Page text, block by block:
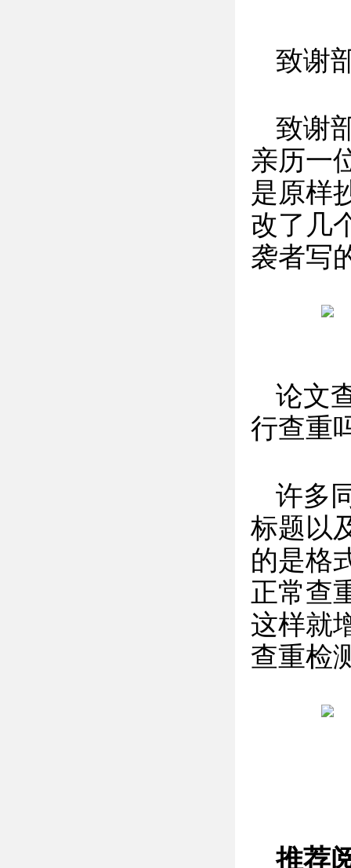
致谢
致谢
亲历一
是原样
改了几
袭者写
论文
行查重
许多
标题以
的是格
正常查
这样就
查重检
推荐